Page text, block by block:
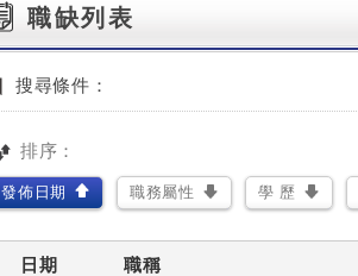
職缺列表
搜尋條件：
排序：
發佈日期 職務屬性 學 歷
日期 職稱